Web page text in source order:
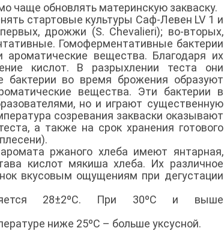
чаще обновлять материнскую закваску.
стартовые культуры Саф-Левен LV 1 и
дрожжи (S. Сhevalieri); во-вторых,
Гомоферментативные бактерии
вещества. Благодаря их
кислот. В разрыхлении теста они
бактерии во время брожения образуют
вещества. Эти бактерии в
но и играют существенную
созревания закваски оказывают
а также на срок хранения готового
ржаного хлеба имеют янтарная,
кислот мякиша хлеба. Их различное
вкусовым ощущениям при дегустации
28±2ºС. При 30ºС и выше
ниже 25ºС – больше уксусной.